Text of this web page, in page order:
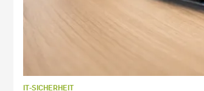
IT-SICHERHEIT